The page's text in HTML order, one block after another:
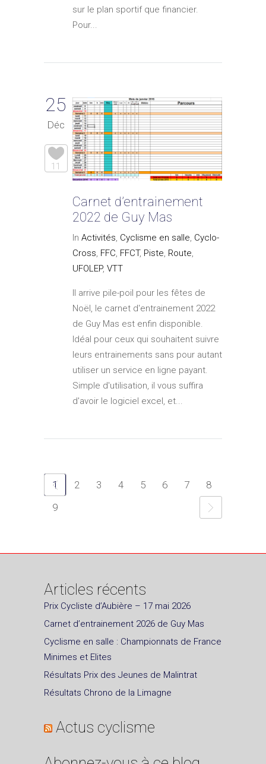
sur le plan sportif que financier.
Pour...
25
Déc
11
Carnet d’entrainement
2022 de Guy Mas
In Activités Cyclisme en salle Cyclo-
Cross FFC FFCT, Piste Route
UFOLEP, VTT
Il arrive pile-poil pour les fêtes de
Noël, le carnet d'entrainement 2022
de Guy Mas est enfin disponible.
Idéal pour ceux qui souhaitent suivre
leurs entrainements sans pour autant
utiliser un service en ligne payant.
Simple d'utilisation, il vous suffira
d'avoir le logiciel excel, et...
1 2 3 4 5 6 7
8
9
Articles récents
Prix Cycliste d’Aubière – 17 mai 2026
Carnet d’entrainement 2026 de Guy Mas
Cyclisme en salle : Championnats de France
Minimes et Elites
Résultats Prix des Jeunes de Malintrat
Résultats Chrono de la Limagne
Actus cyclisme